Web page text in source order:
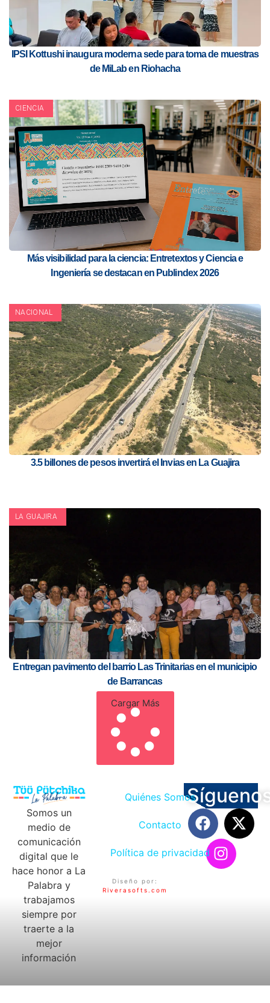
IPSI Kottushi inaugura moderna sede para toma de muestras
de MiLab en Riohacha
CIENCIA
Más visibilidad para la ciencia: Entretextos y Ciencia e
Ingeniería se destacan en Publindex 2026
NACIONAL
3.5 billones de pesos invertirá el Invias en La Guajira
LA GUAJIRA
Entregan pavimento del barrio Las Trinitarias en el municipio
de Barrancas
Cargar Más
Somos un
medio de
comunicación
digital que le
hace honor a La
Palabra y
trabajamos
siempre por
traerte a la
mejor
información
Quiénes Somos
Contacto
Política de privacidad
Diseño por:
Riverasofts.com